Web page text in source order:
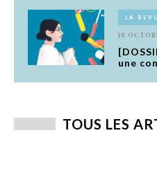
LA
10
une
TOUS LES